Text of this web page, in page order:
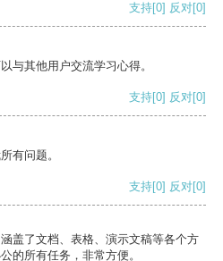
支持[0] 反对[0]
与其他用户交流学习心得。
支持[0] 反对[0]
有问题。
支持[0] 反对[0]
盖了文档、表格、演示文稿等各个方
的所有任务，非常方便。